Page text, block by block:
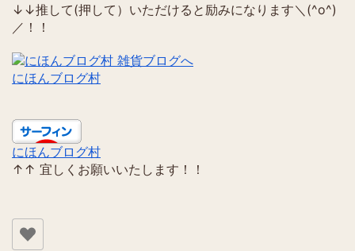
↓↓推して(押して）いただけると励みになります＼(^o^)
／！！
にほんブログ村
にほんブログ村
↑↑ 宜しくお願いいたします！！